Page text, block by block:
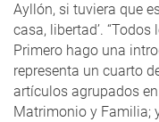
Ayllón, si tuviera que
casa, libertad’.
Primero hago una
representa un cuarto
artículos agrupados
Matrimonio y Familia;